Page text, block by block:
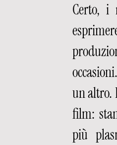
Certo, i
un altro.
film:
più